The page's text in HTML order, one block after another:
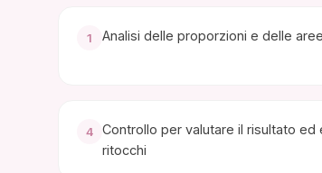
1 Analisi delle proporzioni e delle
4
Controllo per valutare il risultato ed
ritocchi